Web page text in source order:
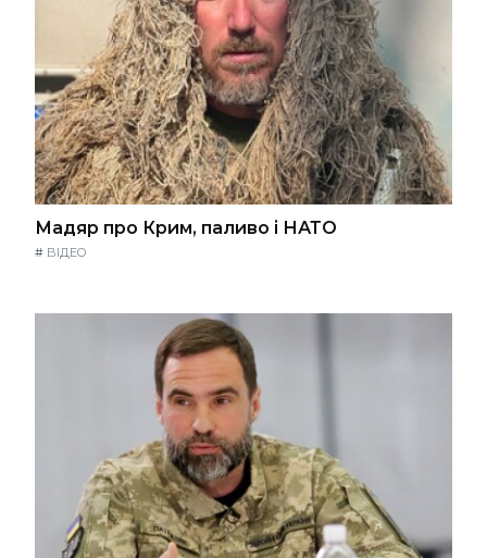
Мадяр про Крим, паливо і НАТО
# ВІДЕО